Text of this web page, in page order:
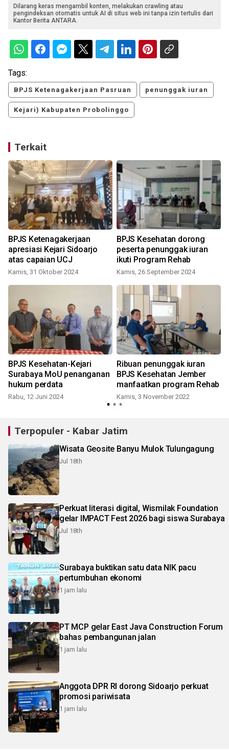
Dilarang keras mengambil konten, melakukan crawling atau
pengindeksan otomatis untuk AI di situs web ini tanpa izin tertulis dari
Kantor Berita ANTARA.
Tags:
BPJS Ketenagakerjaan Pasruan penunggak iuran
Kejari) Kabupaten Probolinggo
Terkait
BPJS Ketenagakerjaan
apresiasi Kejari Sidoarjo
atas capaian UCJ
Kamis, 31 Oktober 2024
BPJS Kesehatan dorong
peserta penunggak iuran
ikuti Program Rehab
Kamis, 26 September 2024
BPJS Kesehatan-Kejari
Surabaya MoU penanganan
hukum perdata
Rabu, 12 Juni 2024
Ribuan penunggak iuran
BPJS Kesehatan Jember
manfaatkan program Rehab
Kamis, 3 November 2022
Terpopuler - Kabar Jatim
Wisata Geosite Banyu Mulok Tulungagung
Jul 18th
Perkuat literasi digital, Wismilak Foundation
gelar IMPACT Fest 2026 bagi siswa Surabaya
Jul 18th
Surabaya buktikan satu data NIK pacu
pertumbuhan ekonomi
1 jam lalu
PT MCP gelar East Java Construction Forum
bahas pembangunan jalan
1 jam lalu
Anggota DPR RI dorong Sidoarjo perkuat
promosi pariwisata
1 jam lalu